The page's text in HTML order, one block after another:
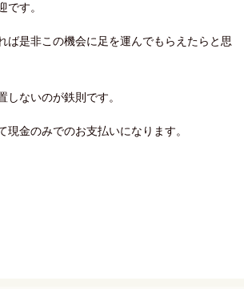
です。
ば是非この機会に足を運んでもらえたらと思
ないのが鉄則です。
現金のみでのお支払いになります。